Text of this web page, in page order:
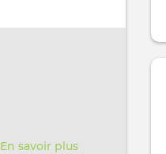
En savoir plus